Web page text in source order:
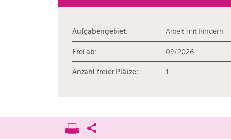
Aufgabengebiet: Arbeit mit Kindern
Frei ab: 09/2026
Anzahl freier Plätze: 1